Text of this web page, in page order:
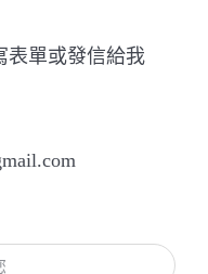
表單或發信給我